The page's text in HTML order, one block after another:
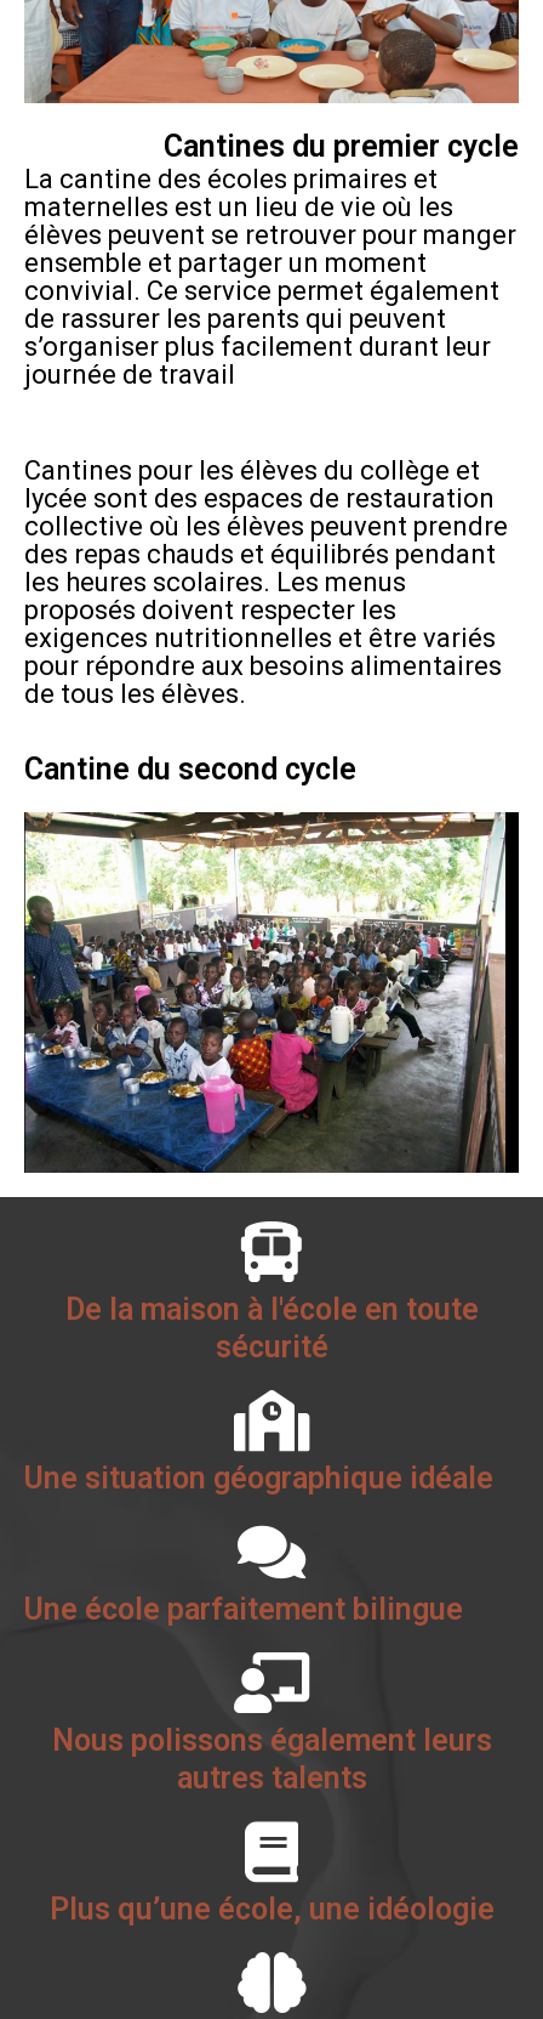
Cantines du premier cycle
La cantine des écoles primaires et
maternelles est un lieu de vie où les
élèves peuvent se retrouver pour manger
ensemble et partager un moment
convivial. Ce service permet également
de rassurer les parents qui peuvent
s’organiser plus facilement durant leur
journée de travail
Cantines pour les élèves du collège et
lycée sont des espaces de restauration
collective où les élèves peuvent prendre
des repas chauds et équilibrés pendant
les heures scolaires. Les menus
proposés doivent respecter les
exigences nutritionnelles et être variés
pour répondre aux besoins alimentaires
de tous les élèves.
Cantine du second cycle
De la maison à l'école en toute
sécurité
Une situation géographique idéale
Une école parfaitement bilingue
Nous polissons également leurs
autres talents
Plus qu’une école, une idéologie